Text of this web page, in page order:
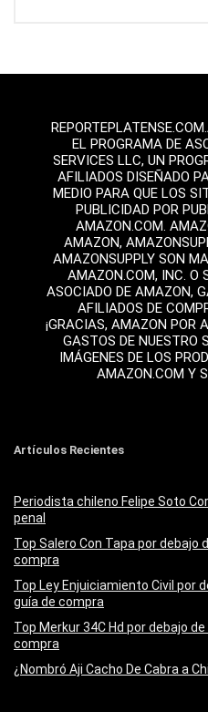
EL PROGRAMA DE
SERVICES LLC, UN
AFILIADOS DISEÑADO
MEDIO PARA QUE LOS
PUBLICIDAD POR
AMAZON.COM.
AMAZON,
AMAZONSUPPLY SON
AMAZON.COM, INC. O
ASOCIADO DE AMAZON,
AFILIADOS DE
¡GRACIAS, AMAZON POR
GASTOS DE NUESTRO
IMÁGENES DE LOS
AMAZON.COM Y
Artículos Recientes
Periodista chileno Felipe Soto
penal
Top Salero Con Tapa por debajo
compra
Top Ley Enjuiciamiento Civil por
guía de compra
Top Merkur 34C Hd por debajo
compra
¿Nombró Aji Cacho De Cabra a